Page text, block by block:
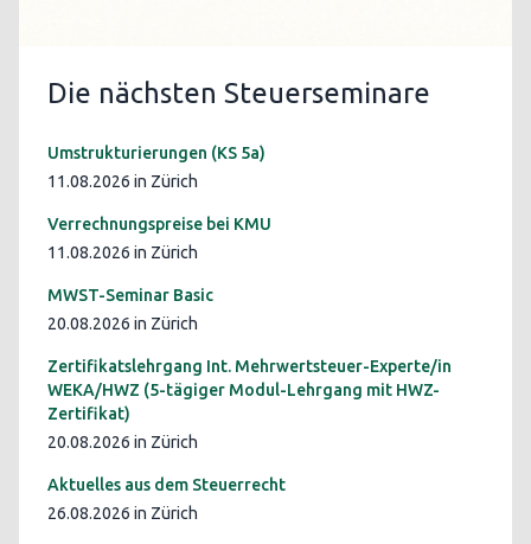
Die nächsten Steuerseminare
Umstrukturierungen (KS 5a)
11.08.2026 in Zürich
Verrechnungspreise bei KMU
11.08.2026 in Zürich
MWST-Seminar Basic
20.08.2026 in Zürich
Zertifikatslehrgang Int. Mehrwertsteuer-Experte/in
WEKA/HWZ (5-tägiger Modul-Lehrgang mit HWZ-
Zertifikat)
20.08.2026 in Zürich
Aktuelles aus dem Steuerrecht
26.08.2026 in Zürich